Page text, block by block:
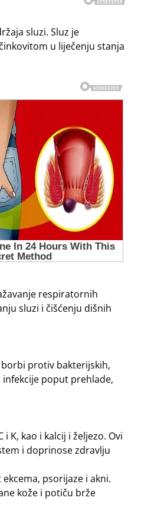
sluzi. Sluz je
u liječenju stanja
respiratornih
sluzi i čišćenju dišnih
protiv bakterijskih,
poput prehlade,
K, kao i kalcij i željezo. Ovi
i doprinose zdravlju
psorijaze i akni.
kože i potiču brže